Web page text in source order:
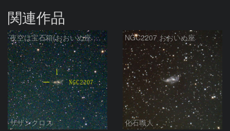
関連作品
夜空は宝石箱(おおいぬ座 NGC2207) Seestar50
サザンクロス
NGC2207 おおいぬ座
化石職人